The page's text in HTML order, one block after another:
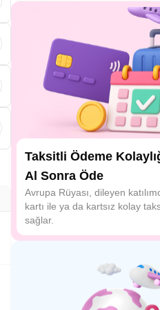
Taksitli Ödeme
Al Sonra Öde
Avrupa Rüyası, dileyen
kartı ile ya da kartsız kolay
sağlar.